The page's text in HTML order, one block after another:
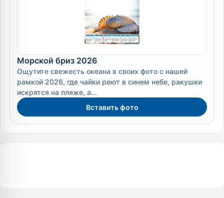
Морской бриз 2026
Ощутите свежесть океана в своих фото с нашей
рамкой 2026, где чайки реют в синем небе, ракушки
искрятся на пляже, а...
Вставить фото